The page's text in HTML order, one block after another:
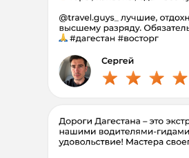
Махачкалы
Мы встретим в аэропорту
и больше
не надо беспокоиться ни о чем!